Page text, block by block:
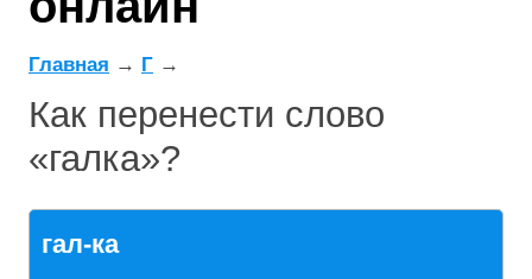
Главная → Г →
Как перенести слово
«галка»?
гал-ка